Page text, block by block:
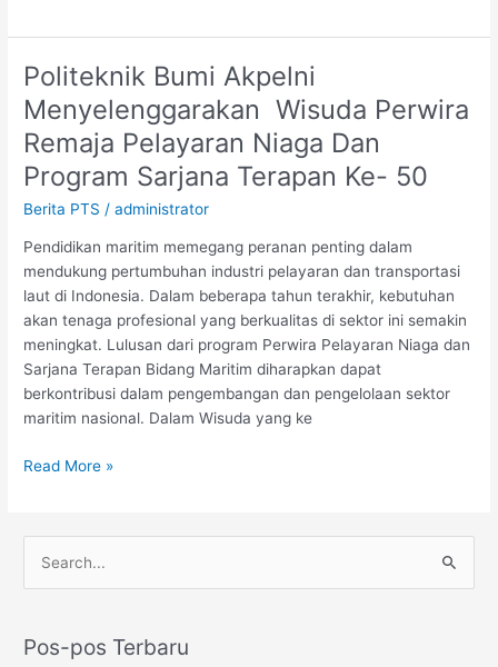
Politeknik Bumi Akpelni
Menyelenggarakan Wisuda Perwira
Remaja Pelayaran Niaga Dan
Program Sarjana Terapan Ke- 50
Berita PTS /administrator
Pendidikan maritim memegang peranan penting dalam
mendukung pertumbuhan industri pelayaran dan transportasi
laut di Indonesia. Dalam beberapa tahun terakhir, kebutuhan
akan tenaga profesional yang berkualitas di sektor ini semakin
meningkat. Lulusan dari program Perwira Pelayaran Niaga dan
Sarjana Terapan Bidang Maritim diharapkan dapat
berkontribusi dalam pengembangan dan pengelolaan sektor
maritim nasional. Dalam Wisuda yang ke
Politeknik
Bumi
Akpelni
Menyelenggarakan
Wisuda
Perwira
Remaja
Pelayaran
Niaga
Dan
Program
Sarjana
Terapan
Ke-
50
Read More »
iPos-pos Terbaru